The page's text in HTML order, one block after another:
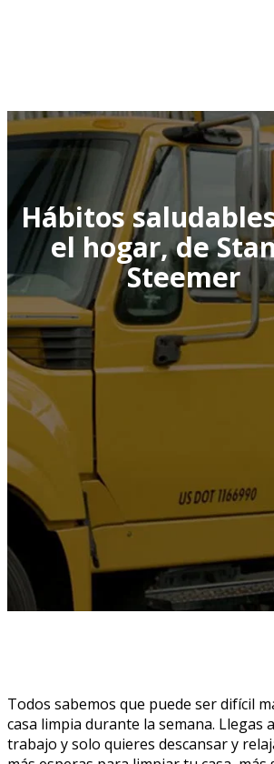
Hábitos
el hogar, de
Steemer
Todos sabemos que puede ser difícil
casa limpia durante la semana. Llegas
trabajo y solo quieres descansar y